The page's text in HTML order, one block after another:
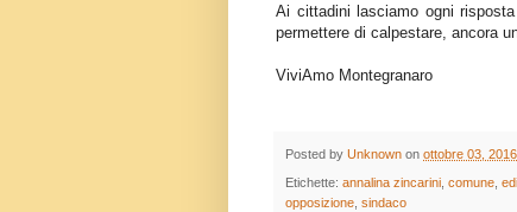
Ai cittadini lasciamo ogni
permettere di calpestare, ancora
ViviAmo Montegranaro
Posted by Unknown on ottobre 03, 2016
Etichette: annalina zincarini comune
opposizione sindaco